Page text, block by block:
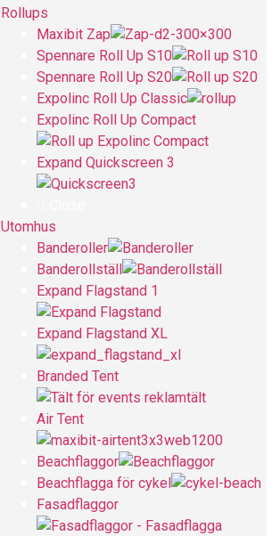
Rollups
Maxibit Zap
Spennare Roll Up S10
Spennare Roll Up S20
Expolinc Roll Up Classic
Expolinc Roll Up Compact
Expand Quickscreen 3
Utomhus
Banderoller
Banderollställ
Expand Flagstand 1
Expand Flagstand XL
Branded Tent
Air Tent
Beachflaggor
Beachflagga för cykel
Fasadflaggor